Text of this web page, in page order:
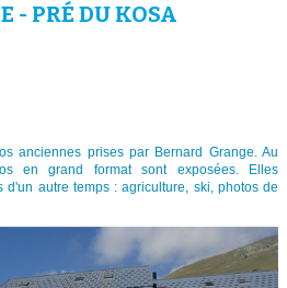
- PRÉ DU KOSA
anciennes prises par Bernard Grange. Au
en grand format sont exposées. Elles
autre temps : agriculture, ski, photos de